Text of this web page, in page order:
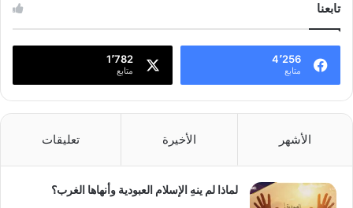
تابعنا
4٬256
متابع
1٬782
متابع
الأشهر الأخيرة تعليقات
لماذا لم ينهِ الإسلام العبودية وأنهاها الغرب؟